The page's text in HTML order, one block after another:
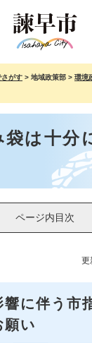
さがす > 地域政策部 > 環境
は十分
ページ内目次
更
響に伴う市
願い